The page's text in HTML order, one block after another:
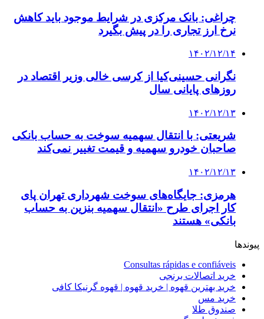
چراغی: بانک مرکزی در شرایط موجود باید کاهش
نرخ ارز تجاری را در پیش بگیرد
۱۴۰۲/۱۲/۱۴
نگرانی حسینی‌کیا از کرسی خالی وزیر اقتصاد در
روزهای پایانی سال
۱۴۰۲/۱۲/۱۳
شریعتی: با انتقال سهمیه سوخت به حساب بانکی
صاحبان خودرو سهمیه‌ و قیمت‌ تغییر نمی‌کند
۱۴۰۲/۱۲/۱۳
هرمزی: جایگاه‌های سوخت شهرداری تهران پای
کار اجرای طرح «انتقال سهمیه بنزین به حساب
بانکی» هستند
پیوندها
Consultas rápidas e confiáveis
خرید اتصالات برنجی
خرید بهترین قهوه | خرید قهوه | قهوه گرنیکا کافی
خرید مس
صندوق طلا